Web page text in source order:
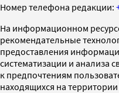
Номер телефона редакции:
На информационном
рекомендательные
предоставления
систематизации и анализа
к предпочтениям
находящихся на